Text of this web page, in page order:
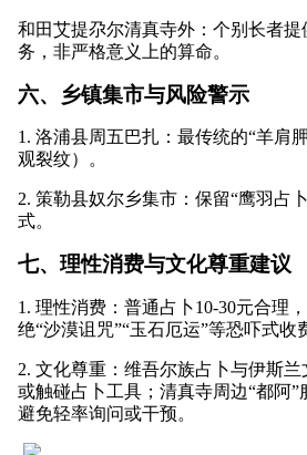
和田艾提尕尔清真寺外：个别长者提
务，非严格意义上的算命。
六、乡镇集市与风险警示
1. 洛浦县周五巴扎：最传统的“羊肩
观裂纹）。
2. 策勒县奴尔乡集市：保留“鹰羽占
式。
七、理性消费与文化尊重建议
1. 理性消费：普通占卜10-30元合理
绝“沙漠诅咒”“玉石厄运”等恐吓式收
2. 文化尊重：维吾尔族占卜与伊斯
或触碰占卜工具；清真寺周边“都阿”
避免轻率询问或干预。